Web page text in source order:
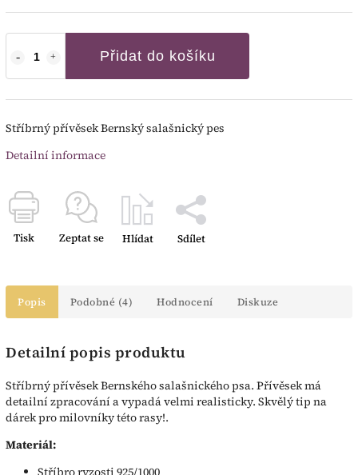
Přidat do košíku
Stříbrný přívěsek Bernský salašnický pes
Detailní informace
Tisk Zeptat se Hlídat Sdílet
Popis Podobné (4) Hodnocení Diskuze
Detailní popis produktu
Stříbrný přívěsek Bernského salašnického psa. Přívěsek má
detailní zpracování a vypadá velmi realisticky. Skvělý tip na
dárek pro milovníky této rasy!.
Materiál:
Stříbro ryzosti 925/1000